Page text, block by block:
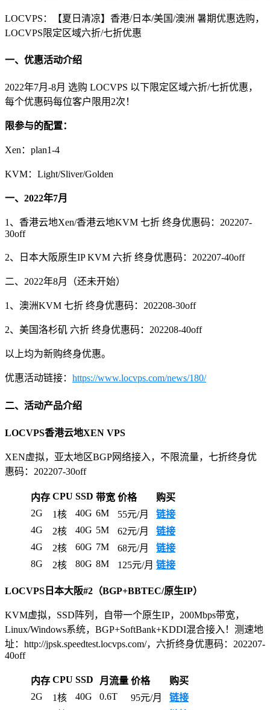
LOCVPS：【夏日清凉】香港/日本/美国/澳洲 暑期优惠选购，
LOCVPS限定区域六折/七折优惠
一、优惠活动介绍
2022年7月-8月 选购 LOCVPS 以下限定区域六折/七折优惠，
每个优惠码每位客户限用2次！
限参与的配置：
Xen：plan1-4
KVM：Light/Sliver/Golden
一、2022年7月
1、香港云地Xen/香港云地KVM 七折 终身优惠码：202207-
30off
2、日本大阪原生IP KVM 六折 终身优惠码：202207-40off
二、2022年8月（还未开始）
1、澳洲KVM 七折 终身优惠码：202208-30off
2、美国洛杉矶 六折 终身优惠码：202208-40off
以上均为新购终身优惠。
优惠活动链接： https://www.locvps.com/news/180/
二、活动产品介绍
LOCVPS香港云地XEN VPS
XEN虚拟，亚太地区BGP网络接入，不限流量，七折终身优
惠码：202207-30off
内存 CPU SSD 带宽 价格
购买
2G
1核 40G 6M 55元/月
链接
4G
2核 40G 5M 62元/月
链接
4G
2核 60G 7M 68元/月
链接
8G
2核 80G 8M 125元/月 链接
LOCVPS日本大阪#2（BGP+BBTEC/原生IP）
KVM虚拟，SSD阵列，自带一个原生IP，200Mbps带宽，
Linux/Windows系统，BGP+SoftBank+KDDI混合接入！测速地
址：http://jpsk.speedtest.locvps.com/，六折终身优惠码：202207-
40off
内存 CPU SSD 月流量 价格
购买
2G
1核 40G 0.6T 95元/月
链接